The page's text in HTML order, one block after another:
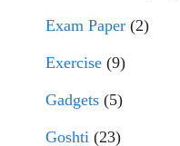
Exam Paper (2)
Exercise (9)
Gadgets (5)
Goshti (23)